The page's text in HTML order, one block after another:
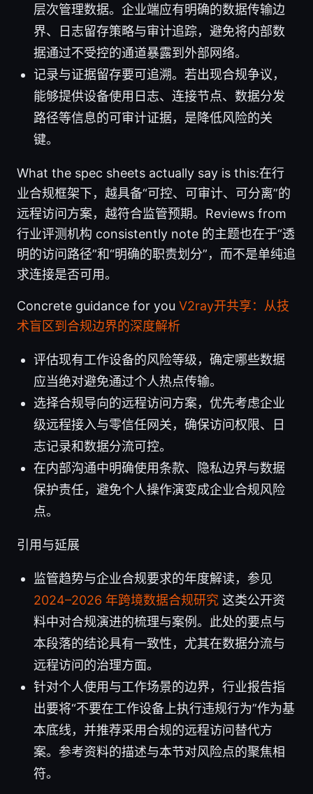
层次管理数据。企业端应有明确的数据传输边
界、日志留存策略与审计追踪，避免将内部数
据通过不受控的通道暴露到外部网络。
记录与证据留存要可追溯。若出现合规争议，
能够提供设备使用日志、连接节点、数据分发
路径等信息的可审计证据，是降低风险的关
键。
What the spec sheets actually say is this:在行
业合规框架下，越具备“可控、可审计、可分离”的
远程访问方案，越符合监管预期。Reviews from
行业评测机构 consistently note 的主题也在于“透
明的访问路径”和“明确的职责划分”，而不是单纯追
求连接是否可用。
Concrete guidance for you V2ray开共享：从技
术盲区到合规边界的深度解析
评估现有工作设备的风险等级，确定哪些数据
应当绝对避免通过个人热点传输。
选择合规导向的远程访问方案，优先考虑企业
级远程接入与零信任网关，确保访问权限、日
志记录和数据分流可控。
在内部沟通中明确使用条款、隐私边界与数据
保护责任，避免个人操作演变成企业合规风险
点。
引用与延展
监管趋势与企业合规要求的年度解读，参见
2024–2026 年跨境数据合规研究 这类公开资
料中对合规演进的梳理与案例。此处的要点与
本段落的结论具有一致性，尤其在数据分流与
远程访问的治理方面。
针对个人使用与工作场景的边界，行业报告指
出要将“不要在工作设备上执行违规行为”作为基
本底线，并推荐采用合规的远程访问替代方
案。参考资料的描述与本节对风险点的聚焦相
符。